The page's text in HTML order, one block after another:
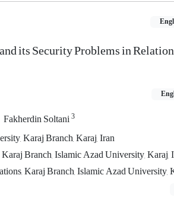
its Security Problems in
Fakherdin Soltani3
Karaj Branch, Karaj, Iran
Branch, Islamic Azad University, Karaj,
Karaj Branch, Islamic Azad University,